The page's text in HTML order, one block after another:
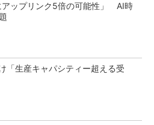
アップリンク5倍の可能性」 AI時
「生産キャパシティー超える受